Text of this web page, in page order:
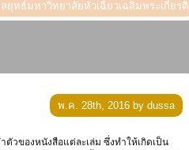
ทธ์มหาวิทยาลัยหัวเฉียวเฉลิมพระเกียรติ
พ.ค. 28th, 2016 by dussa